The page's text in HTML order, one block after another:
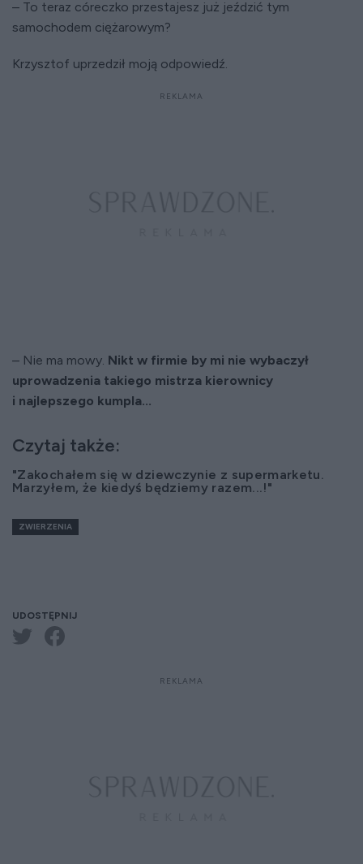
– To teraz córeczko przestajesz już jeździć tym
samochodem ciężarowym?
Krzysztof uprzedził moją odpowiedź.
– Nie ma mowy. Nikt w firmie by mi nie wybaczył
uprowadzenia takiego mistrza kierownicy
i najlepszego kumpla...
Czytaj także:
"Zakochałem się w dziewczynie z supermarketu.
Marzyłem, że kiedyś będziemy razem...!"
ZWIERZENIA
UDOSTĘPNIJ